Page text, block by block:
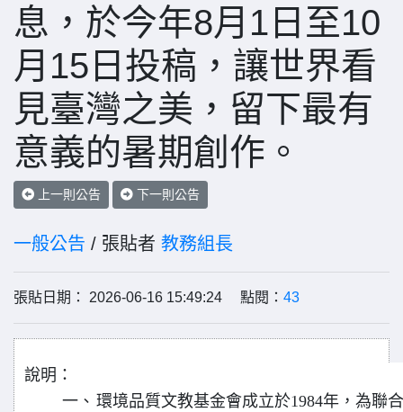
息，於今年8月1日至10
月15日投稿，讓世界看
見臺灣之美，留下最有
意義的暑期創作。
上一則公告 下一則公告
一般公告 / 張貼者 教務組長
張貼日期： 2026-06-16 15:49:24 點閱： 43
說明：
一、 環境品質文教基金會成立於1984年，為聯